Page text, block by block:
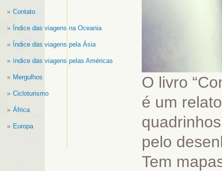
Contato
Índice das viagens na Oceania
Índice das viagens pela Ásia
índice das viagens pelas Américas
Mergulhos
Cicloturismo
África
Europa
O livro
é um
pelo
Tem